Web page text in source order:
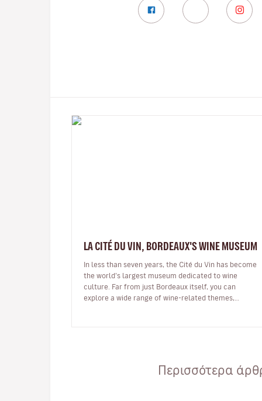
LA CITÉ DU VIN, BORDEAUX'S WINE MUSEUM
In less than seven years, the Cité du Vin has become
the world’s largest museum dedicated to wine
culture. Far from just Bordeaux itself, you can
explore a wide range of wine-related themes,
Περισσότερα